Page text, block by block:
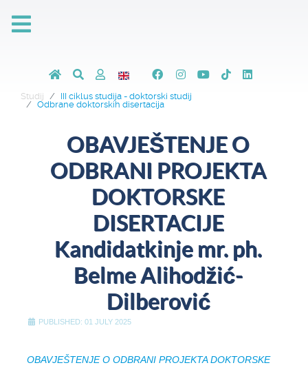
Studij
III ciklus studija - doktorski studij
Odbrane doktorskih disertacija
OBAVJEŠTENJE O
ODBRANI PROJEKTA
DOKTORSKE
DISERTACIJE
Kandidatkinje mr. ph.
Belme Alihodžić-
Dilberović
PUBLISHED: 01 JULY 2025
OBAVJEŠTENJE O ODBRANI PROJEKTA DOKTORSKE